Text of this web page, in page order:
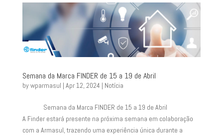
Semana da Marca FINDER de 15 a 19 de Abril
bywparmasul | Apr 12, 2024 | Notícia
Semana da Marca FINDER de 15 a 19 de Abril
A Finder estará presente na próxima semana em colaboração
com a Armasul, trazendo uma experiência única durante a